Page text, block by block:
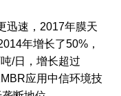
迅速，2017年膜天
年增长了50%，
/日，增长超过
应用中信环境技